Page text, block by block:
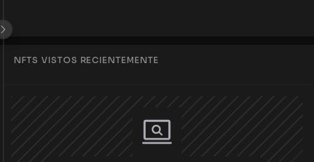
NFTS VISTOS RECIENTEMENTE